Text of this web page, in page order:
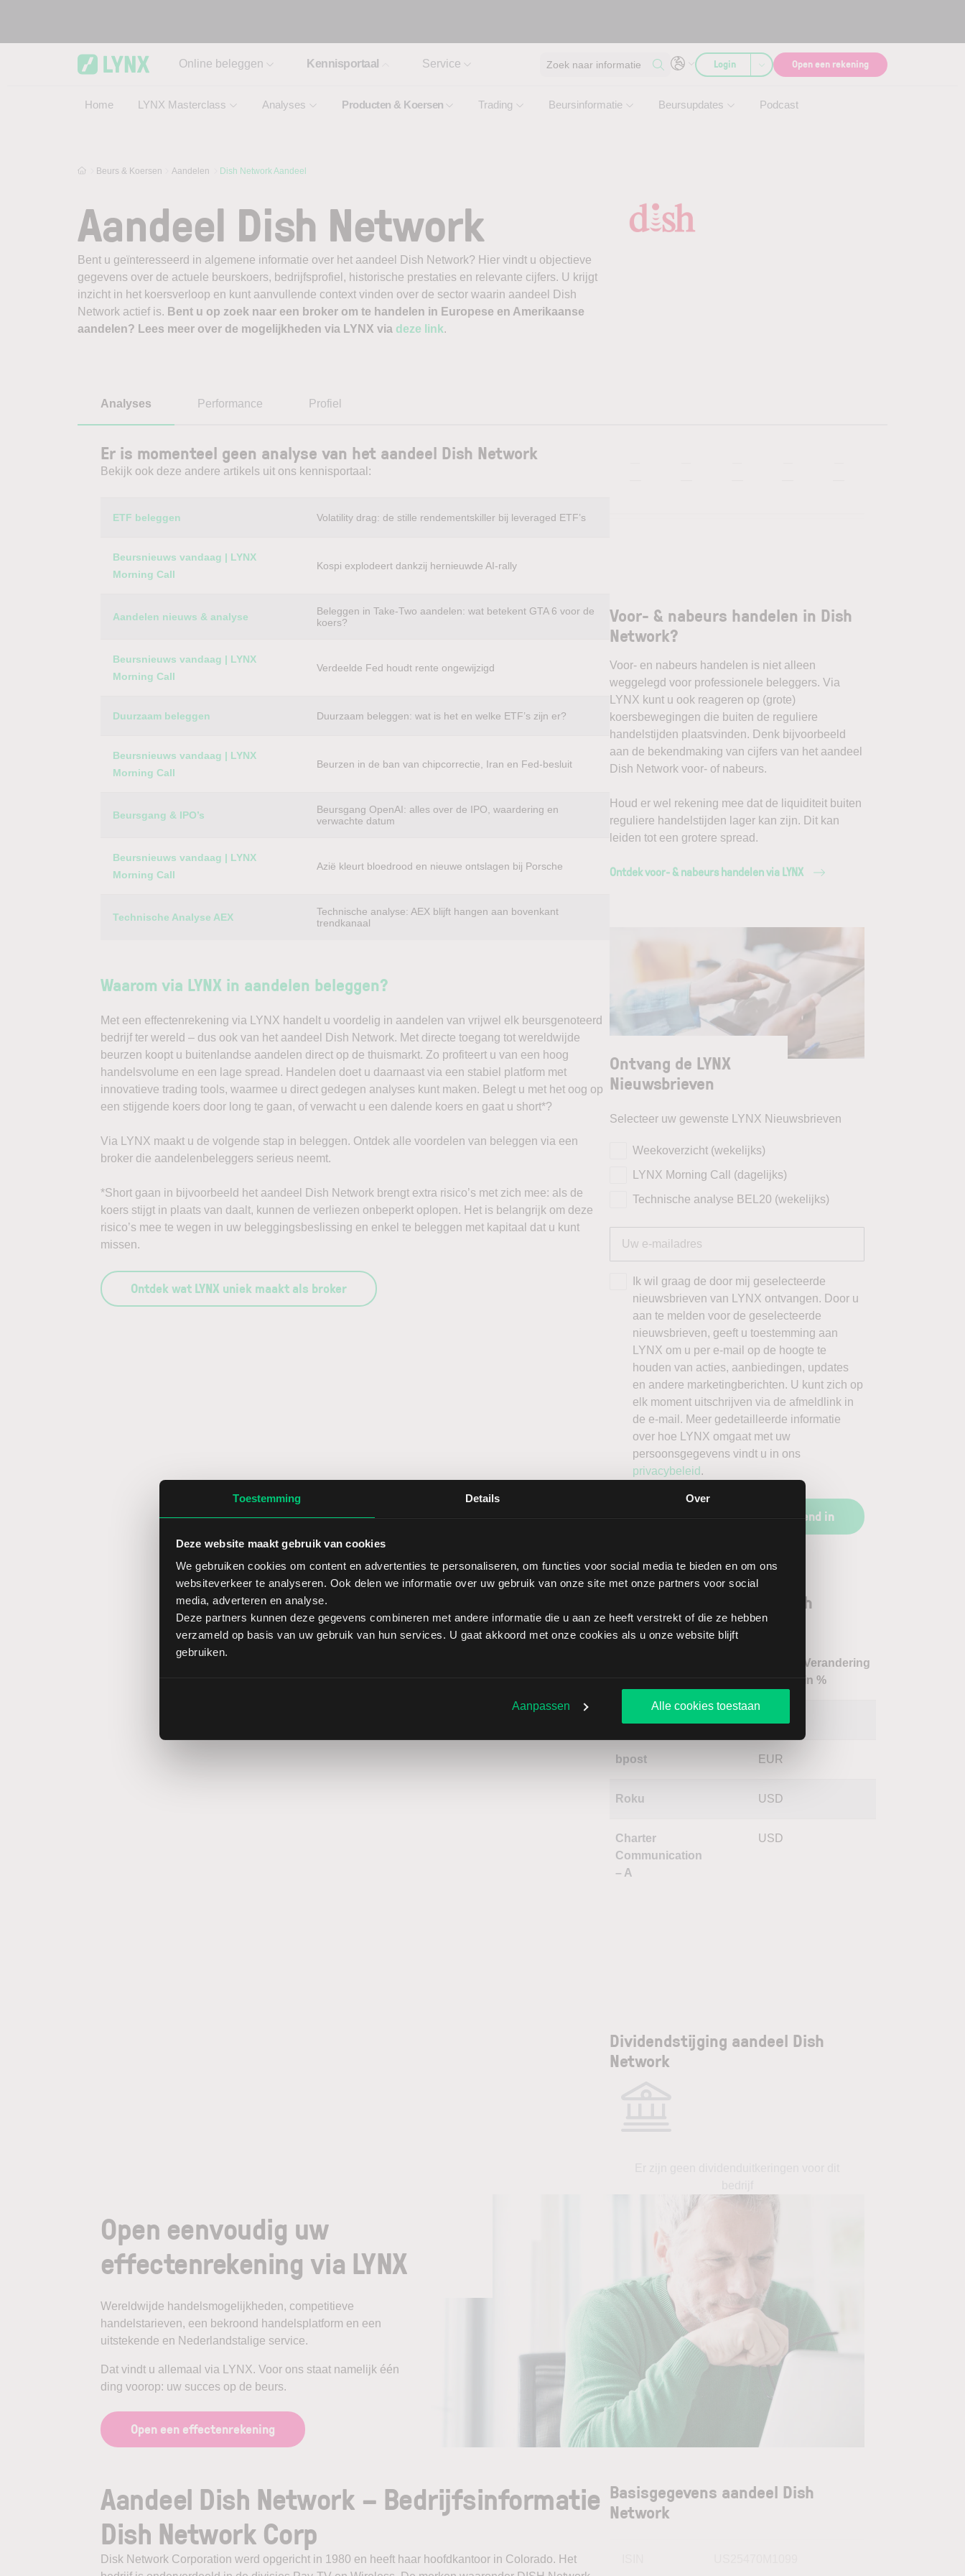
Toestemming Details Over
Deze website maakt gebruik van cookies
We gebruiken cookies om content en advertenties te personaliseren, om functies voor social media te bieden en om ons
websiteverkeer te analyseren. Ook delen we informatie over uw gebruik van onze site met onze partners voor social
media, adverteren en analyse.
Deze partners kunnen deze gegevens combineren met andere informatie die u aan ze heeft verstrekt of die ze hebben
verzameld op basis van uw gebruik van hun services. U gaat akkoord met onze cookies als u onze website blijft
gebruiken.
Aanpassen Alle cookies toestaan
Online beleggen Kennisportaal
Home LYNX Masterclass Analyses Producten & Koersen Trading Beursinformatie Beursupdates Podcast
Service Zoek naar informatie Login Open een rekening
Beurs & Koersen Aandelen Dish Network Aandeel
Aandeel Dish Network
Bent u geïnteresseerd in algemene informatie over het aandeel Dish Network? Hier vindt u objectieve
gegevens over de actuele beurskoers, bedrijfsprofiel, historische prestaties en relevante cijfers. U krijgt
inzicht in het koersverloop en kunt aanvullende context vinden over de sector waarin aandeel Dish
Network actief is. Bent u op zoek naar een broker om te handelen in Europese en Amerikaanse
aandelen? Lees meer over de mogelijkheden via LYNX via deze link.
Analyses Performance Profiel
Er is momenteel geen analyse van het aandeel Dish Network
Bekijk ook deze andere artikels uit ons kennisportaal:
Category
ETF beleggen Volatility drag: de stille rendementskiller bij leveraged ETF’s
Beursnieuws vandaag | LYNX
Morning Call
Kospi explodeert dankzij hernieuwde AI-rally
Aandelen nieuws & analyse
Beleggen in Take-Two aandelen: wat betekent GTA 6 voor de
koers?
Beursnieuws vandaag | LYNX
Morning Call
Verdeelde Fed houdt rente ongewijzigd
Duurzaam beleggen Duurzaam beleggen: wat is het en welke ETF’s zijn er?
Beursnieuws vandaag | LYNX
Morning Call
Beurzen in de ban van chipcorrectie, Iran en Fed-besluit
Beursgang & IPO’s
Beursgang OpenAI: alles over de IPO, waardering en
verwachte datum
Beursnieuws vandaag | LYNX
Morning Call
Azië kleurt bloedrood en nieuwe ontslagen bij Porsche
Technische Analyse AEX
Technische analyse: AEX blijft hangen aan bovenkant
trendkanaal
Waarom via LYNX in aandelen beleggen?
Met een effectenrekening via LYNX handelt u voordelig in aandelen van vrijwel elk beursgenoteerd
bedrijf ter wereld – dus ook van het aandeel Dish Network. Met directe toegang tot wereldwijde
beurzen koopt u buitenlandse aandelen direct op de thuismarkt. Zo profiteert u van een hoog
handelsvolume en een lage spread. Handelen doet u daarnaast via een stabiel platform met
innovatieve trading tools, waarmee u direct gedegen analyses kunt maken. Belegt u met het oog op
een stijgende koers door long te gaan, of verwacht u een dalende koers en gaat u short*?
Via LYNX maakt u de volgende stap in beleggen. Ontdek alle voordelen van beleggen via een
broker die aandelenbeleggers serieus neemt.
*Short gaan in bijvoorbeeld het aandeel Dish Network brengt extra risico’s met zich mee: als de
koers stijgt in plaats van daalt, kunnen de verliezen onbeperkt oplopen. Het is belangrijk om deze
risico’s mee te wegen in uw beleggingsbeslissing en enkel te beleggen met kapitaal dat u kunt
missen.
Ontdek wat LYNX uniek maakt als broker
Voor- & nabeurs handelen in Dish
Network?
Voor- en nabeurs handelen is niet alleen
weggelegd voor professionele beleggers. Via
LYNX kunt u ook reageren op (grote)
koersbewegingen die buiten de reguliere
handelstijden plaatsvinden. Denk bijvoorbeeld
aan de bekendmaking van cijfers van het aandeel
Dish Network voor- of nabeurs.
Houd er wel rekening mee dat de liquiditeit buiten
reguliere handelstijden lager kan zijn. Dit kan
leiden tot een grotere spread.
Ontdek voor- & nabeurs handelen via LYNX
Ontvang de LYNX
Nieuwsbrieven
Selecteer uw gewenste LYNX Nieuwsbrieven
Weekoverzicht (wekelijks)
LYNX Morning Call (dagelijks)
Technische analyse BEL20 (wekelijks)
Ik wil graag de door mij geselecteerde
nieuwsbrieven van LYNX ontvangen. Door u
aan te melden voor de geselecteerde
nieuwsbrieven, geeft u toestemming aan
LYNX om u per e-mail op de hoogte te
houden van acties, aanbiedingen, updates
en andere marketingberichten. U kunt zich op
elk moment uitschrijven via de afmeldlink in
de e-mail. Meer gedetailleerde informatie
over hoe LYNX omgaat met uw
persoonsgegevens vindt u in ons
privacybeleid .
Schrijf u vrijblijvend in
Sectorgenoten aandeel Dish
Network
Verandering
in %
bpost EUR
Roku USD
Charter
Communication
– A
USD
Dividendstijging aandeel Dish
Network
Open eenvoudig uw
effectenrekening via LYNX
Wereldwijde handelsmogelijkheden, competitieve
handelstarieven, een bekroond handelsplatform en een
uitstekende en Nederlandstalige service.
Dat vindt u allemaal via LYNX. Voor ons staat namelijk één
ding voorop: uw succes op de beurs.
Open een effectenrekening
Aandeel Dish Network – Bedrijfsinformatie
Dish Network Corp
Disk Network Corporation werd opgericht in 1980 en heeft haar hoofdkantoor in Colorado. Het
Basisgegevens aandeel Dish
Network